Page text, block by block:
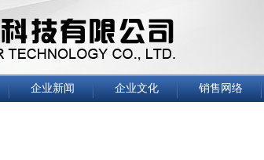
企业新闻 企业文化 销售网络